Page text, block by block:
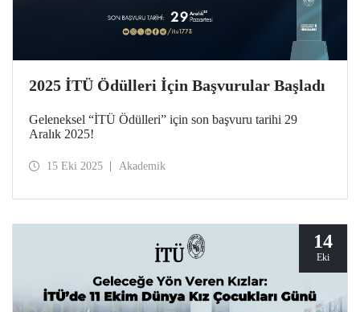
2025 İTÜ Ödülleri İçin Başvurular Başladı
Geleneksel “İTÜ Ödülleri” için son başvuru tarihi 29
Aralık 2025!
15 Eki 2025 Akademik
14
Eki